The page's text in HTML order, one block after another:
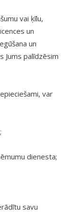
vai ķīlu,
un
un
Jums palīdzēsim
var
dienesta;
savu